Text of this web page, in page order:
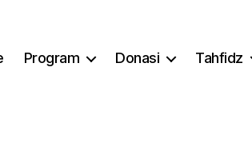
Program Donasi Tahfidz